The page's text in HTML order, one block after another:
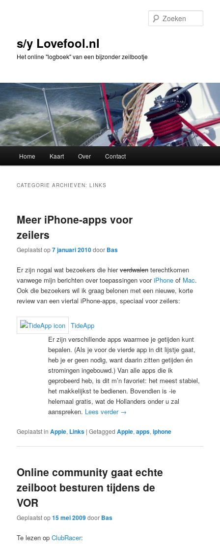
inhoud
inhouds/y Lovefool.nl
Het online "logboek" van een bijzonder zeilbootje
Home Kaart Over Contact
CATEGORIE ARCHIEVEN:LINKS
Meer iPhone-apps voor
zeilers
Geplaatst op7 januari 2010door Bas
Er zijn nogal wat bezoekers die hierverdwalen terechtkomen
vanwege mijn berichten over toepassingen vooriPhone of Mac.
Ook die bezoekers wil ik graag belonen met een nieuwe, korte
review van een viertal iPhone-apps, speciaal voor zeilers:
TideApp
Er zijn verschillende apps waarmee je getijden kunt
bepalen. (Als je voor de vierde app in dit lijstje gaat,
heb je er geen nodig, want daarin zitten getijden én
stromingen ingebouwd.) Van alle apps die ik
geprobeerd heb, is dit m’n favoriet: het meest stabiel,
het makkelijkst te bedienen. Bovendien is -ie
helemaal gratis, wat de Hollanders onder u zal
aanspreken. Lees verder →
Geplaatst in Apple, Links |Getagged Apple,apps,iphone
Online community gaat echte
zeilboot besturen tijdens de
VOR
Geplaatst op15 mei 2009door Bas
Te lezen opClubRacer: